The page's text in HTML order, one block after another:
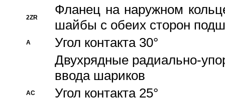
2ZR
Фланец на наружном
шайбы с обеих сторон
A
Угол контакта 30°
Двухрядные радиально-
ввода шариков
AC Угол контакта 25°